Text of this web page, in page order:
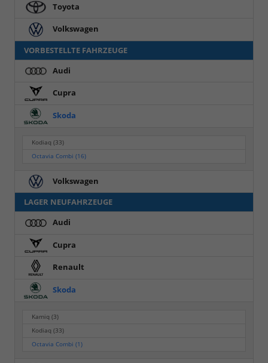
Toyota
Volkswagen
VORBESTELLTE FAHRZEUGE
Audi
Cupra
Skoda
Kodiaq(33)
Octavia Combi(16)
Volkswagen
LAGER NEUFAHRZEUGE
Audi
Cupra
Renault
Skoda
Kamiq(3)
Kodiaq(33)
Octavia Combi(1)